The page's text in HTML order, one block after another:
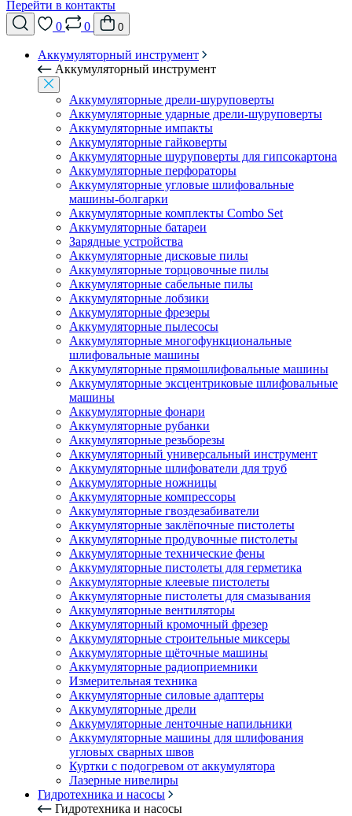
Перейти в контакты
0
0 0
Аккумуляторный инструмент
Аккумуляторный инструмент
Аккумуляторные дрели-шуруповерты
Аккумуляторные ударные дрели-шуруповерты
Аккумуляторные импакты
Аккумуляторные гайковерты
Аккумуляторные шуруповерты для гипсокартона
Аккумуляторные перфораторы
Аккумуляторные угловые шлифовальные
машины-болгарки
Аккумуляторные комплекты Combo Set
Аккумуляторные батареи
Зарядные устройства
Аккумуляторные дисковые пилы
Аккумуляторные торцовочные пилы
Аккумуляторные сабельные пилы
Аккумуляторные лобзики
Аккумуляторные фрезеры
Аккумуляторные пылесосы
Аккумуляторные многофункциональные
шлифовальные машины
Аккумуляторные прямошлифовальные машины
Аккумуляторные эксцентриковые шлифовальные
машины
Аккумуляторные фонари
Аккумуляторные рубанки
Аккумуляторные резьборезы
Аккумуляторный универсальный инструмент
Аккумуляторные шлифователи для труб
Аккумуляторные ножницы
Аккумуляторные компрессоры
Аккумуляторные гвоздезабиватели
Аккумуляторные заклёпочные пистолеты
Аккумуляторные продувочные пистолеты
Аккумуляторные технические фены
Аккумуляторные пистолеты для герметика
Аккумуляторные клеевые пистолеты
Аккумуляторные пистолеты для смазывания
Аккумуляторные вентиляторы
Аккумуляторный кромочный фрезер
Аккумуляторные строительные миксеры
Аккумуляторные щёточные машины
Аккумуляторные радиоприемники
Измерительная техника
Аккумуляторные силовые адаптеры
Аккумуляторные дрели
Аккумуляторные ленточные напильники
Аккумуляторные машины для шлифования
угловых сварных швов
Куртки с подогревом от аккумулятора
Лазерные нивелиры
Гидротехника и насосы
Гидротехника и насосы